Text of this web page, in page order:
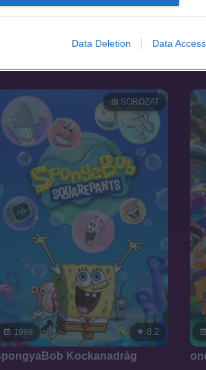
Data Deletion Data Access
2001 6.1
1999
SOROZAT
8.2
Kockanadrág